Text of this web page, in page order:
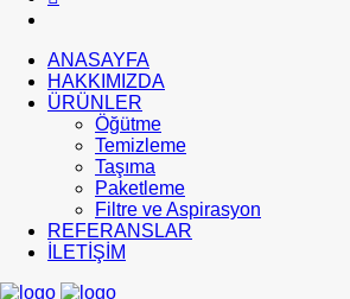
ANASAYFA
HAKKIMIZDA
ÜRÜNLER
Öğütme
Temizleme
Taşıma
Paketleme
Filtre ve Aspirasyon
REFERANSLAR
İLETİŞİM